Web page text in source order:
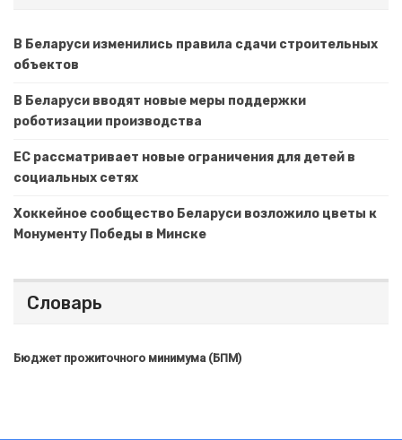
В Беларуси изменились правила сдачи строительных
объектов
В Беларуси вводят новые меры поддержки
роботизации производства
ЕС рассматривает новые ограничения для детей в
социальных сетях
Хоккейное сообщество Беларуси возложило цветы к
Монументу Победы в Минске
Словарь
Бюджет прожиточного минимума (БПМ)